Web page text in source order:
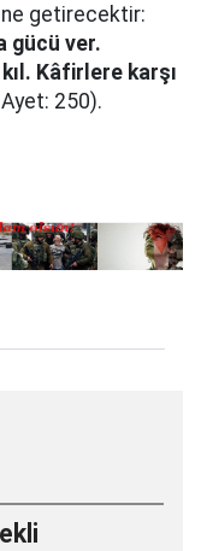
getirecektir:
gücü ver.
Kâfirlere karşı
250).